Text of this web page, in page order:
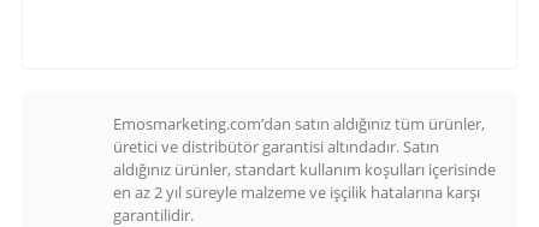
Emosmarketing.com’dan satın aldığınız tüm ürünler,
üretici ve distribütör garantisi altındadır. Satın
aldığınız ürünler, standart kullanım koşulları içerisinde
en az 2 yıl süreyle malzeme ve işçilik hatalarına karşı
garantilidir.